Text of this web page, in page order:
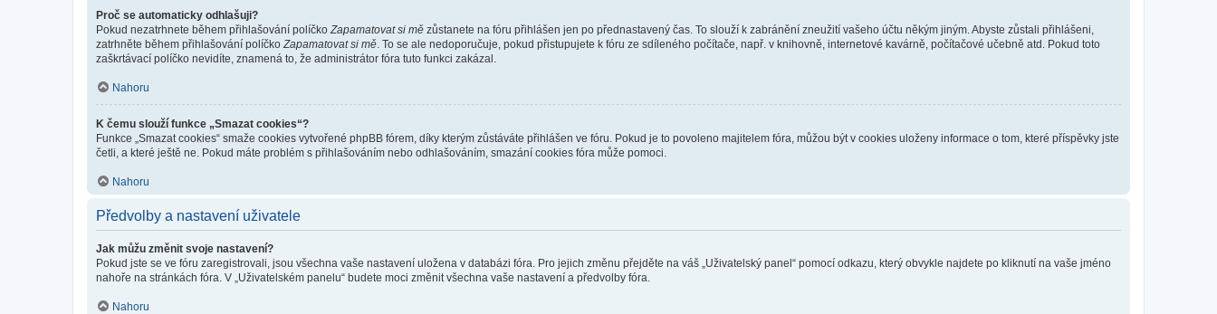
Proč se automaticky odhlašuji?
Pokud nezatrhnete během přihlašování políčko Zapamatovat si mě zůstanete na fóru přihlášen jen po přednastavený čas. To slouží k zabránění zneužití vašeho účtu někým jiným. Abyste zůstali přihlášeni,
zatrhněte během přihlašování políčko Zapamatovat si mě . To se ale nedoporučuje, pokud přistupujete k fóru ze sdíleného počítače, např. v knihovně, internetové kavárně, počítačové učebně atd. Pokud toto
zaškrtávací políčko nevidíte, znamená to, že administrátor fóra tuto funkci zakázal.
Nahoru
K čemu slouží funkce „Smazat cookies“?
Funkce „Smazat cookies“ smaže cookies vytvořené phpBB fórem, díky kterým zůstáváte přihlášen ve fóru. Pokud je to povoleno majitelem fóra, můžou být v cookies uloženy informace o tom, které příspěvky jste
četli, a které ještě ne. Pokud máte problém s přihlašováním nebo odhlašováním, smazání cookies fóra může pomoci.
Nahoru
Předvolby a nastavení uživatele
Jak můžu změnit svoje nastavení?
Pokud jste se ve fóru zaregistrovali, jsou všechna vaše nastavení uložena v databázi fóra. Pro jejich změnu přejděte na váš „Uživatelský panel“ pomocí odkazu, který obvykle najdete po kliknutí na vaše jméno
nahoře na stránkách fóra. V „Uživatelském panelu“ budete moci změnit všechna vaše nastavení a předvolby fóra.
Nahoru